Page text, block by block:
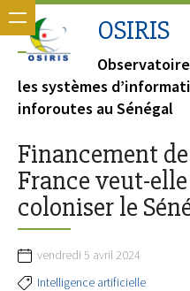
OSIRIS
les systèmes
inforoutes au Sénégal
Financement
France veut-elle
coloniser le
vendredi 5 avril 2024
Intelligence artificielle